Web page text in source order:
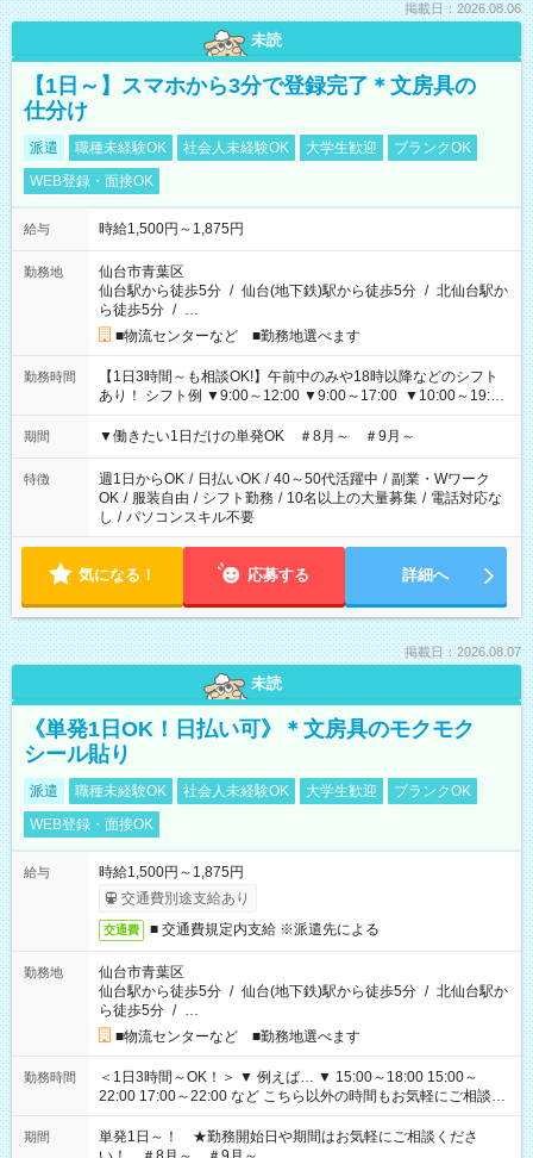
掲載日：2026.08.06
未読
【1日～】スマホから3分で登録完了＊文房具の
仕分け
派遣 職種未経験OK 社会人未経験OK 大学生歓迎
ブランクOK
WEB登録・面接OK
給与 時給1,500円～1,875円
勤務地
仙台市青葉区
仙台駅から徒歩5分 / 仙台(地下鉄)駅から徒歩5分 / 北仙台駅か
ら徒歩5分 / …
■物流センターなど ■勤務地選べます
勤務時間
【1日3時間～も相談OK!】午前中のみや18時以降などのシフト
あり！ シフト例 ▼9:00～12:00 ▼9:00～17:00 ▼10:00～19:00
▼18:00～21:00
期間 ▼働きたい1日だけの単発OK ＃8月～ ＃9月～
特徴 週1日からOK / 日払いOK / 40～50代活躍中 / 副業・Wワーク
OK / 服装自由 / シフト勤務 / 10名以上の大量募集 / 電話対応な
し / パソコンスキル不要
気になる！ 応募する 詳細へ
掲載日：2026.08.07
未読
《単発1日OK！日払い可》＊文房具のモクモク
シール貼り
派遣 職種未経験OK 社会人未経験OK 大学生歓迎
ブランクOK
WEB登録・面接OK
給与
時給1,500円～1,875円
交通費別途支給あり
交通費 ■ 交通費規定内支給 ※派遣先による
勤務地
仙台市青葉区
仙台駅から徒歩5分 / 仙台(地下鉄)駅から徒歩5分 / 北仙台駅か
ら徒歩5分 / …
■物流センターなど ■勤務地選べます
勤務時間
＜1日3時間～OK！＞ ▼ 例えば… ▼ 15:00～18:00 15:00～
22:00 17:00～22:00 など こちら以外の時間もお気軽にご相談く
ださい！
期間
単発1日～！ ★勤務開始日や期間はお気軽にご相談くださ